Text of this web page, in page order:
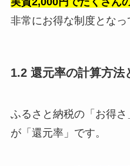
非常にお得な制度となっ
1.2 還元率の計算方法
ふるさと納税の「お得
が「還元率」です。